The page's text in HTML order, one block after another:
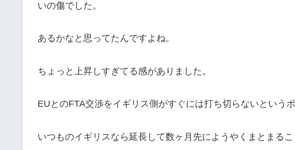
いの傷でした。
あるかなと思ってたんですよね。
ちょっと上昇しすぎてる感がありました。
EUとのFTA交渉をイギリス側がすぐには打ち切らないという
いつものイギリスなら延長して数ヶ月先にようやくまとまるこ